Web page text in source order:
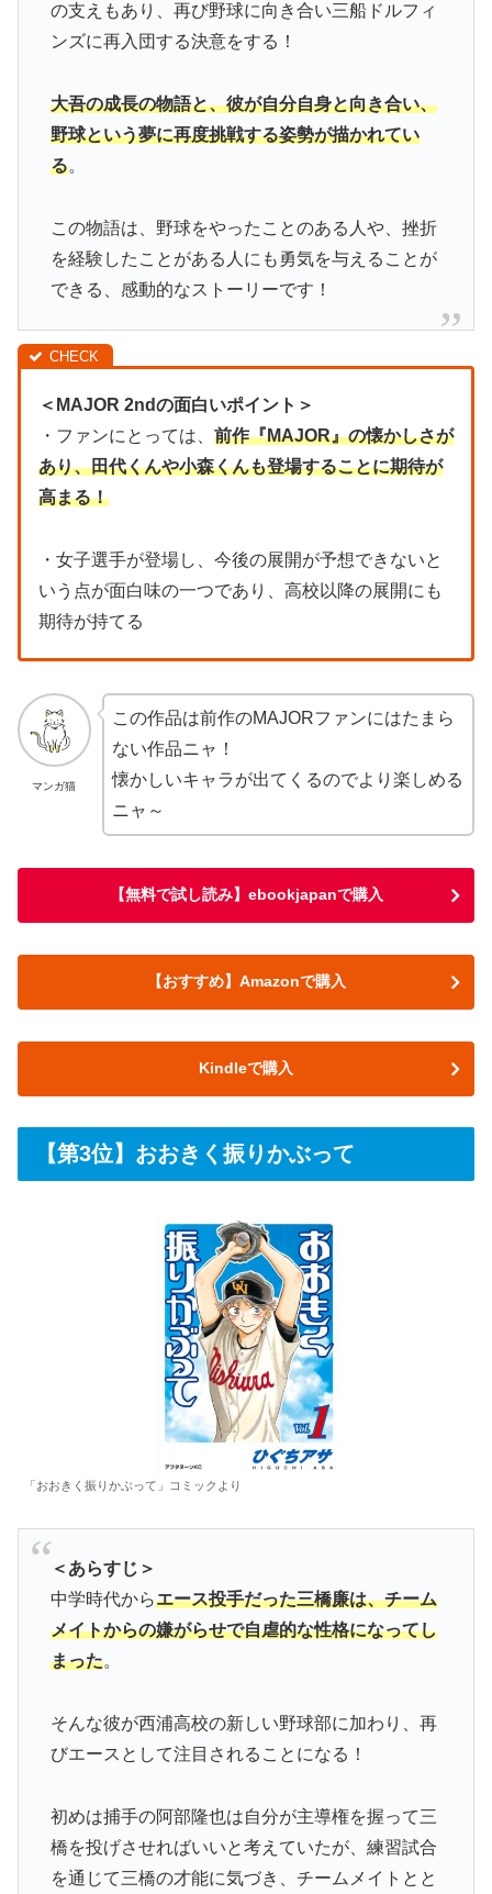
の支えもあり、再び野球に向き合い三船ドルフィ
ンズに再入団する決意をする！
大吾の成長の物語と、彼が自分自身と向き合い、
野球という夢に再度挑戦する姿勢が描かれてい
る。
この物語は、野球をやったことのある人や、挫折
を経験したことがある人にも勇気を与えることが
できる、感動的なストーリーです！
＜MAJOR 2ndの面白いポイント＞
・ファンにとっては、 前作『MAJOR』の懐かしさが
あり、田代くんや小森くんも登場することに期待が
高まる！
・女子選手が登場し、今後の展開が予想できないと
いう点が面白味の一つであり、高校以降の展開にも
期待が持てる
マンガ猫
この作品は前作のMAJORファンにはたまら
ない作品ニャ！
懐かしいキャラが出てくるのでより楽しめる
ニャ～
【無料で試し読み】ebookjapanで購入
【おすすめ】Amazonで購入
Kindleで購入
【第3位】おおきく振りかぶって
「おおきく振りかぶって」コミックより
＜あらすじ＞
中学時代からエース投手だった三橋廉は、チーム
メイトからの嫌がらせで自虐的な性格になってし
まった。
そんな彼が西浦高校の新しい野球部に加わり、再
びエースとして注目されることになる！
初めは捕手の阿部隆也は自分が主導権を握って三
橋を投げさせればいいと考えていたが、練習試合
を通じて三橋の才能に気づき、チームメイトとと